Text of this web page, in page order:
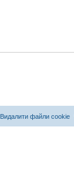
Видалити файли cookie